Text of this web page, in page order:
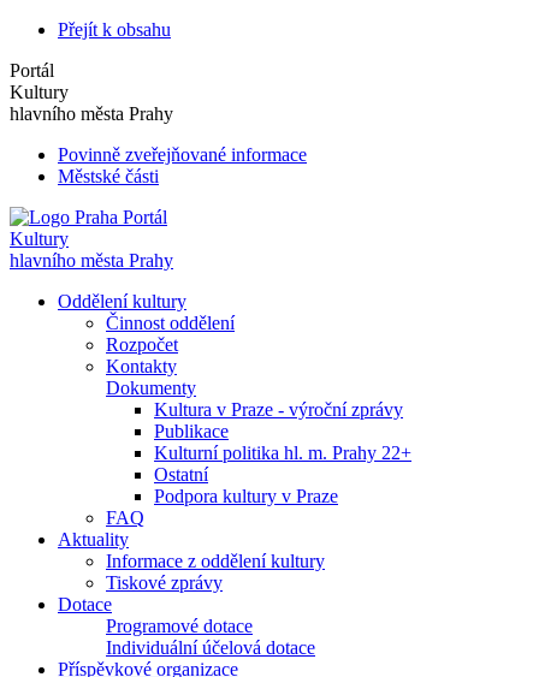
Přejít k obsahu
Portál
Kultury
hlavního města Prahy
Povinně zveřejňované informace
Městské části
Portál
Kultury
hlavního města Prahy
Oddělení kultury
Činnost oddělení
Rozpočet
Kontakty
Dokumenty
Kultura v Praze - výroční zprávy
Publikace
Kulturní politika hl. m. Prahy 22+
Ostatní
Podpora kultury v Praze
FAQ
Aktuality
Informace z oddělení kultury
Tiskové zprávy
Dotace
Programové dotace
Individuální účelová dotace
Příspěvkové organizace